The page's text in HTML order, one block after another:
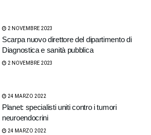
2 NOVEMBRE 2023
Scarpa nuovo direttore del dipartimento di
Diagnostica e sanità pubblica
2 NOVEMBRE 2023
24 MARZO 2022
Planet: specialisti uniti contro i tumori
neuroendocrini
24 MARZO 2022